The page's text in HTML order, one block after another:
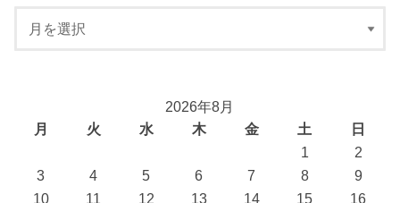
2026年8月
月
火 水 木 金 土
日
1
2
3
4 5 6 7 8
9
10
11 12 13 14 15 16